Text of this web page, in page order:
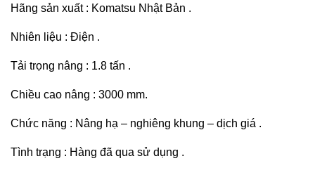
Hãng sản xuất : Komatsu Nhật Bản .
Nhiên liệu : Điện .
Tải trọng nâng : 1.8 tấn .
Chiều cao nâng : 3000 mm.
Chức năng : Nâng hạ – nghiêng khung – dịch giá .
Tình trạng : Hàng đã qua sử dụng .